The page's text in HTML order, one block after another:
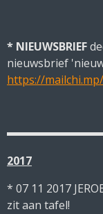
* NIEUWSBRIEF
nieuwsbrief
https://
2017
* 07 11 2017
zit aan tafel!